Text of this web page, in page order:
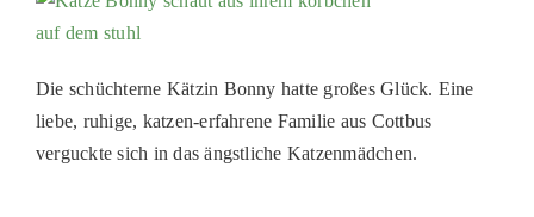
4KIDS
TIERHEIMTIERE
Die schüchterne Kätzin Bonny hatte großes Glück. Eine
liebe, ruhige, katzen-erfahrene Familie aus Cottbus
verguckte sich in das ängstliche Katzenmädchen.